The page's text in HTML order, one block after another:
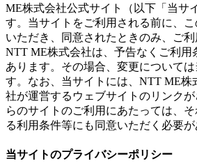
ME株式会社公式サイト（以下「当サ
す。当サイトをご利用される前に、
いただき、同意されたときのみ、ご利
NTT ME株式会社は、予告なくご利用
あります。その場合、変更について
す。なお、当サイトには、NTT ME株
社が運営するウェブサイトのリンク
らのサイトのご利用にあたっては、
る利用条件等にも同意いただく必要が
当サイトのプライバシーポリシー